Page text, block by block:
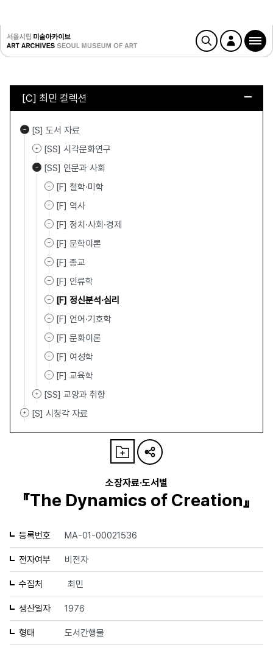
[C] 최민 컬렉션
[S] 도서 자료
[SS] 시각문화연구
[SS] 인문과 사회
[F] 철학·미학
[F] 역사
[F] 정치·사회·경제
[F] 문학이론
[F] 종교
[F] 인류학
[F] 정신분석·심리
[F] 언어·기호학
[F] 문화이론
[F] 여성학
[F] 교육학
[SS] 교양과 취향
[S] 시청각 자료
소장자료·도서별
『The Dynamics of Creation』
등록번호 MA-01-00021536
전자여부 비전자
수집처 최민
생산일자 1976
형태 도서간행물